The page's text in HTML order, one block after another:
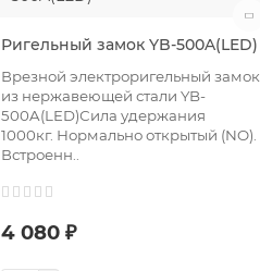
Ригельный замок YB-500A(LED)
Врезной электроригельный замок
из нержавеющей стали YB-
500A(LED)Сила удержания
1000кг. Нормально открытый (NO).
Встроенн..
4 080 ₽